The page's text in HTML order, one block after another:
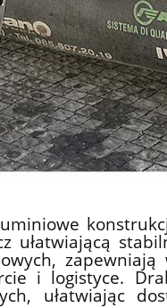
ułatwiającą
zapewniają
i logistyce.
ułatwiając